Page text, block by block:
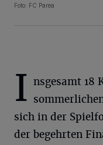
Foto: FC Parea
I nsgesamt 18
sich in der
der begehrten